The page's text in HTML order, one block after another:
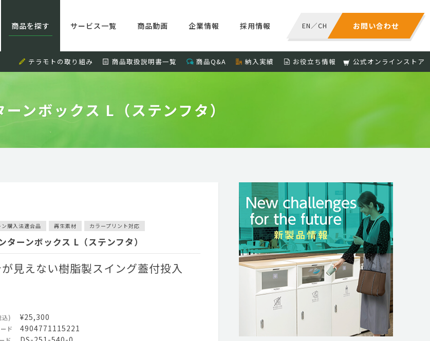
お問い合わせ
EN／CH
商品を探す サービス一覧 商品動画 企業情報 採用情報
テラモトの取り組み 商品取扱説明書一覧 商品Q&A 納入実績 お役立ち情報 公式オンラインストア
ーンボックス L（ステンフタ）
ン購入法適合品 再生素材 カラープリント対応
ターンボックス L（ステンフタ）
見えない樹脂製スイング蓋付投入
込) ¥25,300
ド 4904771115221